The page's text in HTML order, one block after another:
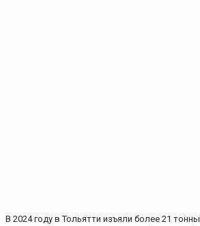
В 2024 году в Тольятти изъяли более 21 тонны